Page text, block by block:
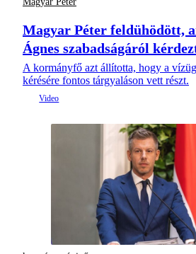
Magyar Péter feldühödött,
Ágnes szabadságáról
A kormányfő azt állította, hogy a
kérésére fontos tárgyaláson vett részt.